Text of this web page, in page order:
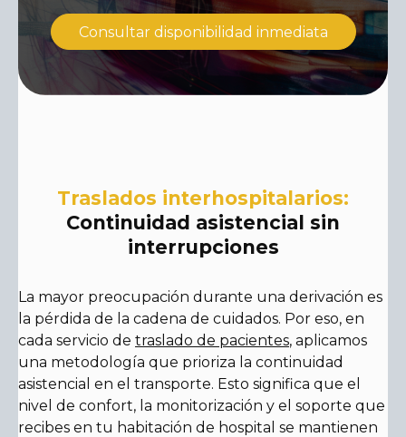
Consultar disponibilidad inmediata
Traslados interhospitalarios:
Continuidad asistencial sin
interrupciones
La mayor preocupación durante una derivación es
la pérdida de la cadena de cuidados. Por eso, en
cada servicio de traslado de pacientes, aplicamos
una metodología que prioriza la continuidad
asistencial en el transporte. Esto significa que el
nivel de confort, la monitorización y el soporte que
recibes en tu habitación de hospital se mantienen